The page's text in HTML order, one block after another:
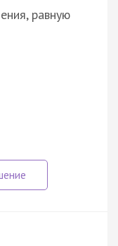
равную